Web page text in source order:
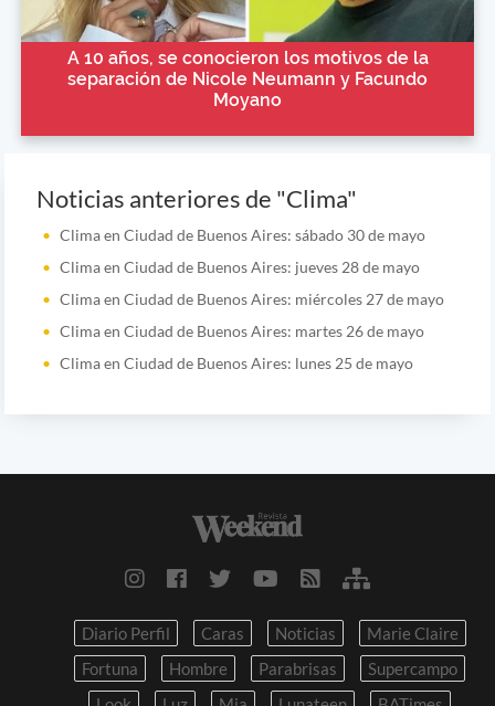
A 10 años, se conocieron los motivos de la
separación de Nicole Neumann y Facundo
Moyano
Noticias anteriores de "Clima"
Clima en Ciudad de Buenos Aires: sábado 30 de mayo
Clima en Ciudad de Buenos Aires: jueves 28 de mayo
Clima en Ciudad de Buenos Aires: miércoles 27 de mayo
Clima en Ciudad de Buenos Aires: martes 26 de mayo
Clima en Ciudad de Buenos Aires: lunes 25 de mayo
Diario Perfil Caras Noticias
Marie Claire
Fortuna
Hombre Parabrisas
Supercampo